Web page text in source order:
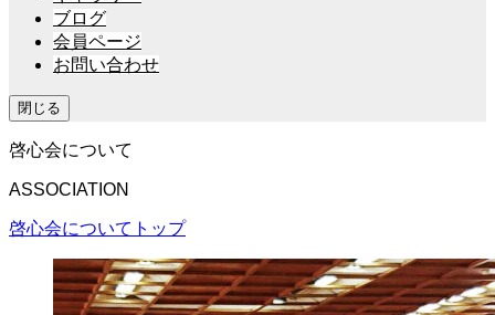
ブログ
会員ページ
お問い合わせ
閉じる
啓心会について
ASSOCIATION
啓心会についてトップ